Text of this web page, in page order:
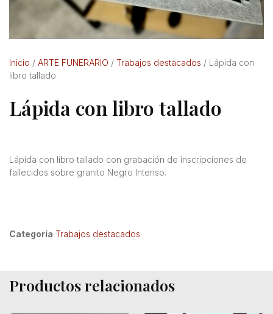
Inicio / ARTE FUNERARIO / Trabajos destacados / Lápida con
libro tallado
Lápida con libro tallado
Lápida con libro tallado con grabación de inscripciones de
fallecidos sobre granito Negro Intenso.
Categoría Trabajos destacados
Productos relacionados